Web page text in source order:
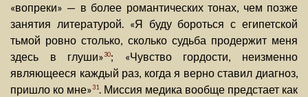
«вопреки» — в более романтических тонах, чем позже
занятия литературой. «Я буду бороться с египетской
тьмой ровно столько, сколько судьба продержит меня
здесь в глуши»30; «Чувство гордости, неизменно
являющееся каждый раз, когда я верно ставил диагноз,
пришло ко мне»31. Миссия медика вообще предстает как